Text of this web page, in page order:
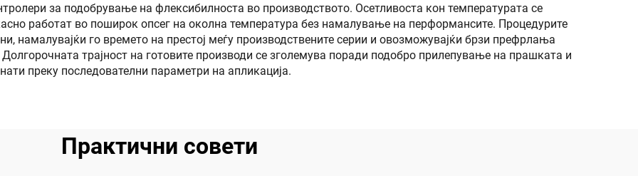
за подобрување на флексибилноста во производството. Осетливоста кон температурата се
работат во поширок опсег на околна температура без намалување на перформансите. Процедурите
намалувајќи го времето на престој меѓу производствените серии и овозможувајќи брзи префрлања
трајност на готовите производи се зголемува поради подобро прилепување на прашката и
преку последователни параметри на апликација.
Практични совети